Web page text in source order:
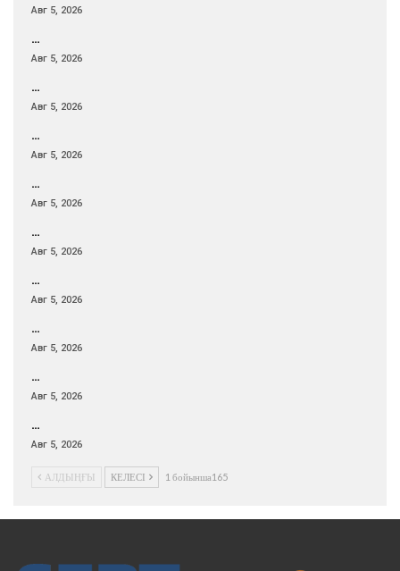
Авг 5, 2026
…
Авг 5, 2026
…
Авг 5, 2026
…
Авг 5, 2026
…
Авг 5, 2026
…
Авг 5, 2026
…
Авг 5, 2026
…
Авг 5, 2026
…
Авг 5, 2026
…
Авг 5, 2026
АЛДЫҢҒЫ КЕЛЕСІ 1 бойынша165